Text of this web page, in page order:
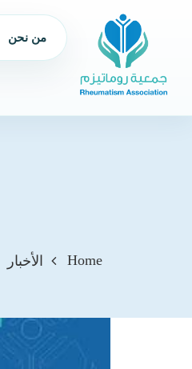
من نحن
Home الأخبار